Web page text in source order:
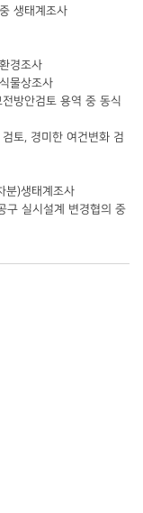
생태계조사
경조사
물상조사
방안검토 용역 중 동식
토, 경미한 여건변화 검
분)생태계조사
구 실시설계 변경협의 중